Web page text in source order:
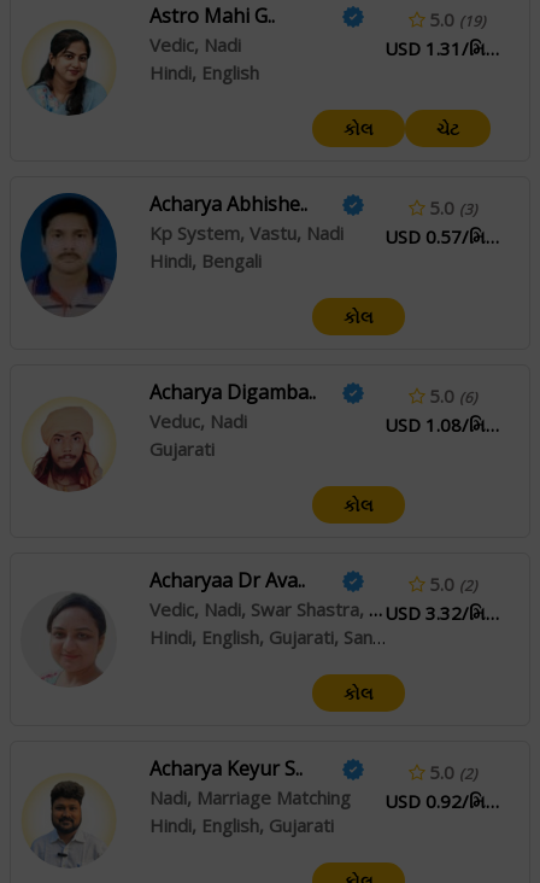
Astro Mahi G..
Vedic, Nadi
Hindi, English
5.0 (19)
USD 1.31/મિનિટ
કોલ ચેટ
Acharya Abhishe..
Kp System, Vastu, Nadi
Hindi, Bengali
5.0 (3)
USD 0.57/મિનિટ
કોલ
Acharya Digamba..
Veduc, Nadi
Gujarati
5.0 (6)
USD 1.08/મિનિટ
કોલ
Acharyaa Dr Ava..
Vedic, Nadi, Swar Shastra, Crystal Healing
Hindi, English, Gujarati, Sanskrit
5.0 (2)
USD 3.32/મિનિટ
કોલ
Acharya Keyur S..
Nadi, Marriage Matching
Hindi, English, Gujarati
5.0 (2)
USD 0.92/મિનિટ